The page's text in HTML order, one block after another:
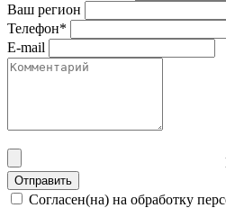
Ваш регион
Телефон*
E-mail
Отправить
Согласен(на) на обработку